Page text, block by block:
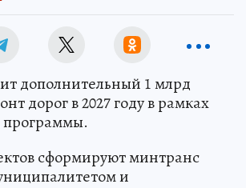
дополнительный 1 млрд
дорог в 2027 году в рамках
программы.
сформируют минтранс
и